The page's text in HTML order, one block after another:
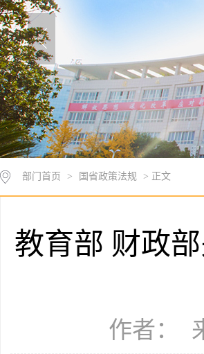
部门首页 > 国省政策法规 > 正文
教育部 财政
作者：